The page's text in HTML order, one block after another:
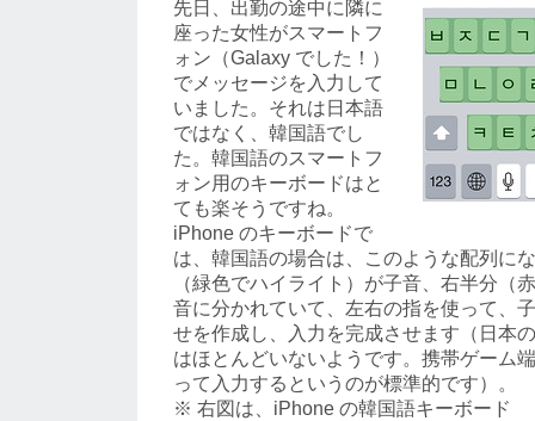
先日、出勤の途中に隣に
座った女性がスマートフ
ォン（Galaxy でした！）
でメッセージを入力して
いました。それは日本語
ではなく、韓国語でし
た。韓国語のスマートフ
ォン用のキーボードはと
ても楽そうですね。
iPhone のキーボードで
は、韓国語の場合は、このような配列に
（緑色でハイライト）が子音、右半分（
音に分かれていて、左右の指を使って、
せを作成し、入力を完成させます（日本
はほとんどいないようです。携帯ゲーム
って入力するというのが標準的です）。
※ 右図は、iPhone の韓国語キーボード